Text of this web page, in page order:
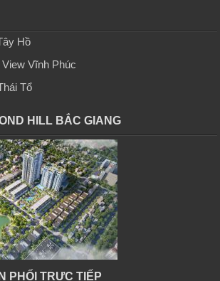
Hồ
Vĩnh Phúc
Tổ
HILL BẮC GIANG
PHỐI TRỰC TIẾP